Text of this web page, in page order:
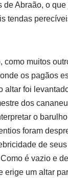
Abraão, o
tendas
como muitos
os pagãos
foi
dos
o
foram
de
é vazio e
erige um altar